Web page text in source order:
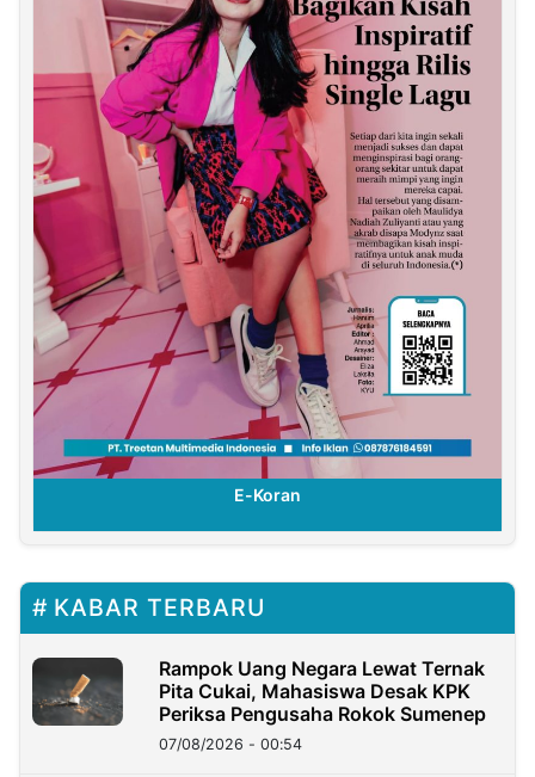
E-Koran
KABAR TERBARU
Rampok Uang Negara Lewat Ternak
Pita Cukai, Mahasiswa Desak KPK
Periksa Pengusaha Rokok Sumenep
07/08/2026 - 00:54